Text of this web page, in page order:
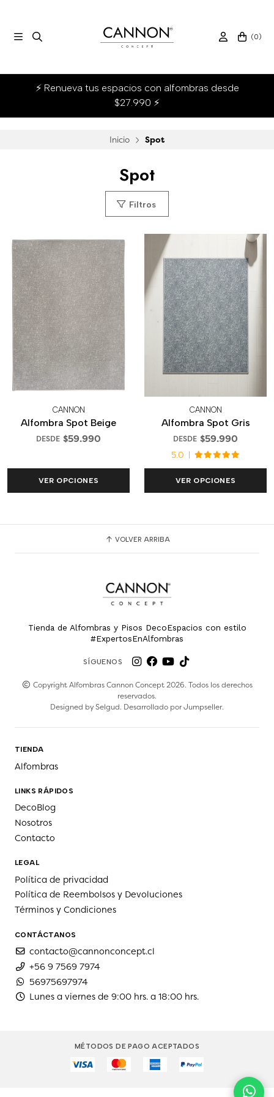
(0)
⚡ Renueva tus espacios con alfombras desde
$27.990 ⚡
Inicio Spot
Spot
Filtros
CANNON
Alfombra Spot Beige
DESDE $59.990
VER OPCIONES
CANNON
Alfombra Spot Gris
DESDE $59.990
5.0
VER OPCIONES
VOLVER ARRIBA
Tienda de Alfombras y Pisos DecoEspacios con estilo
#ExpertosEnAlfombras
SÍGUENOS
Copyright Alfombras Cannon Concept 2026. Todos los derechos
reservados.
Designed bySelgud. Desarrollado porJumpseller.
TIENDA
Alfombras
LINKS RÁPIDOS
DecoBlog
Nosotros
Contacto
LEGAL
Política de privacidad
Política de Reembolsos y Devoluciones
Términos y Condiciones
CONTÁCTANOS
contacto@cannonconcept.cl
+56 9 7569 7974
56975697974
Lunes a viernes de 9:00 hrs. a 18:00 hrs.
MÉTODOS DE PAGO ACEPTADOS